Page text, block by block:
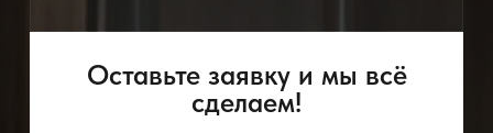
Оставьте заявку и мы всё
сделаем!